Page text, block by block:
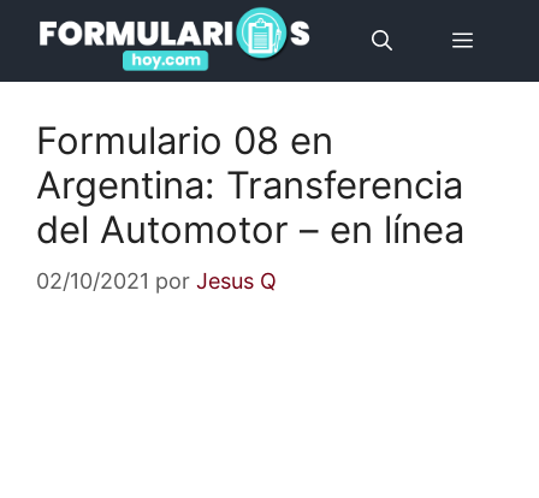
contenido
Menú
Formulario 08 en
Argentina: Transferencia
del Automotor – en línea
02/10/2021 por Jesus Q